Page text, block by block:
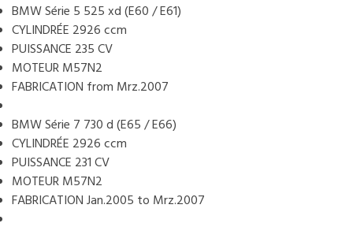
BMW Série 5 525 xd (E60 / E61)
CYLINDRÉE 2926 ccm
PUISSANCE 235 CV
MOTEUR M57N2
FABRICATION from Mrz.2007
BMW Série 7 730 d (E65 / E66)
CYLINDRÉE 2926 ccm
PUISSANCE 231 CV
MOTEUR M57N2
FABRICATION Jan.2005 to Mrz.2007